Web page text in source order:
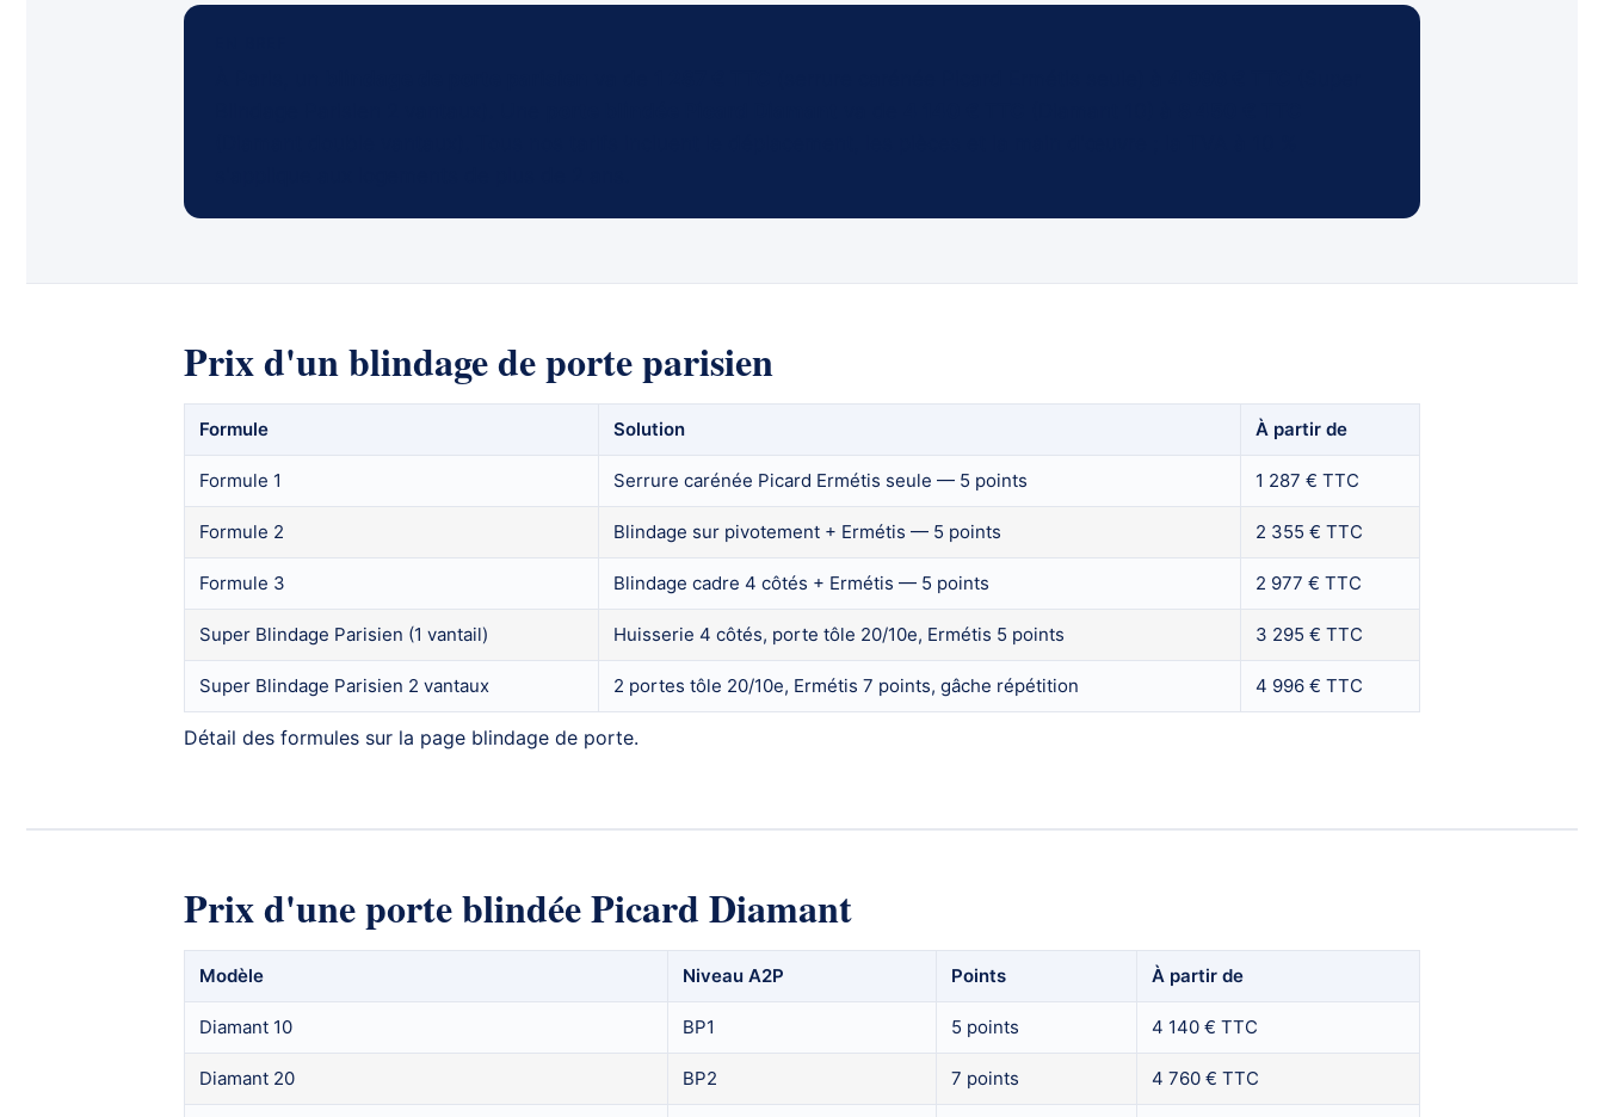
Prix d'un blindage de porte parisien
Formule Solution À partir de
Formule 1 Serrure carénée Picard Ermétis seule — 5 points 1 287 € TTC
Formule 2 Blindage sur pivotement + Ermétis — 5 points 2 355 € TTC
Formule 3 Blindage cadre 4 côtés + Ermétis — 5 points 2 977 € TTC
Super Blindage Parisien (1 vantail) Huisserie 4 côtés, porte tôle 20/10e, Ermétis 5 points 3 295 € TTC
Super Blindage Parisien 2 vantaux 2 portes tôle 20/10e, Ermétis 7 points, gâche répétition 4 996 € TTC
Détail des formules sur la page blindage de porte.
Prix d'une porte blindée Picard Diamant
Modèle Niveau A2P Points À partir de
Diamant 10 BP1 5 points 4 140 € TTC
Diamant 20 BP2 7 points 4 760 € TTC